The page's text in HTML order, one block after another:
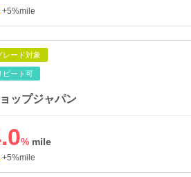
+5%mile
レード対象
ピート可
ップジャパン
%
+5%mile